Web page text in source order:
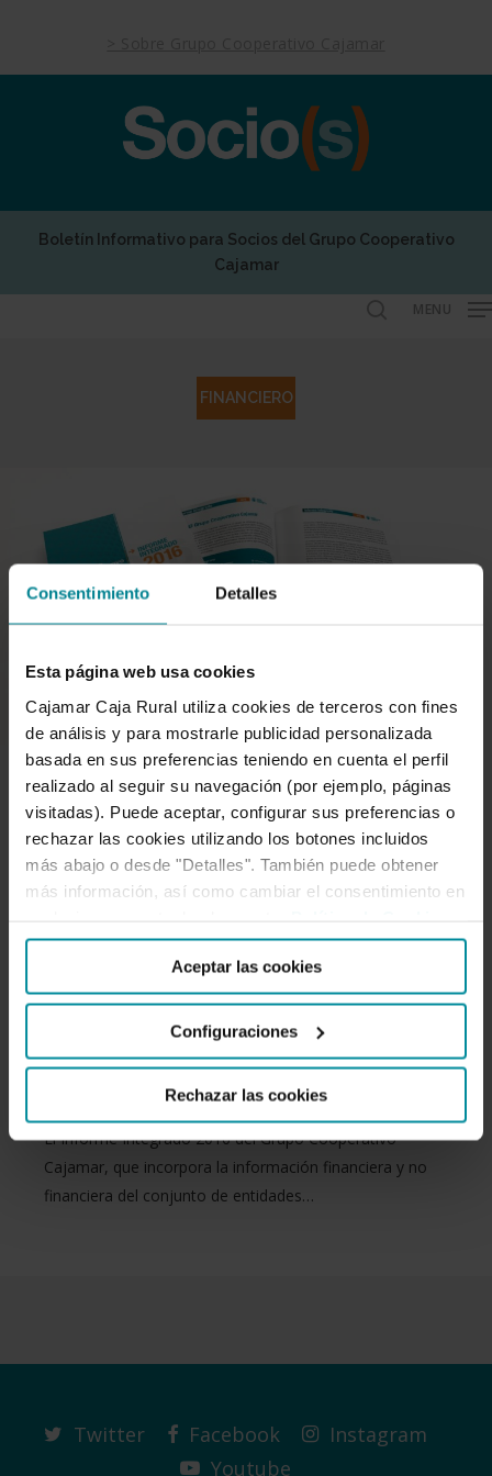
Consentimiento Detalles
Esta página web usa cookies
Cajamar Caja Rural utiliza cookies de terceros con fines
de análisis y para mostrarle publicidad personalizada
basada en sus preferencias teniendo en cuenta el perfil
realizado al seguir su navegación (por ejemplo, páginas
visitadas). Puede aceptar, configurar sus preferencias o
rechazar las cookies utilizando los botones incluidos
más abajo o desde "Detalles". También puede obtener
más información, así como cambiar el consentimiento en
Aceptar las cookies
Configuraciones
Rechazar las cookies
main
Boletín Informativo para Socios del Grupo Cooperativo
Cajamar
MENU
FINANCIERO
DESEMPEÑO FINANCIERO, SOCIAL Y AMBIENTAL
El Informe Integrado del Grupo
Cooperativo Cajamar recibe la
máxima calificación del Pacto
Mundial
El Informe Integrado 2016 del Grupo Cooperativo
Cajamar, que incorpora la información financiera y no
financiera del conjunto de entidades…
Twitter Facebook
Instagram
Youtube